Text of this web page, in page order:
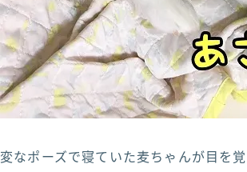
変なポーズで寝ていた麦ちゃんが目を